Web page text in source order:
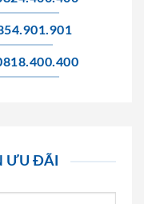
ƯU ĐÃI